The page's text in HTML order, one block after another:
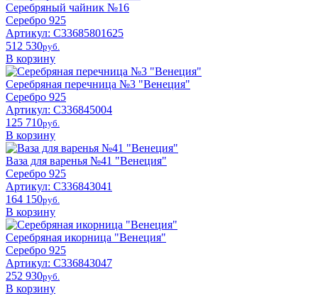
Серебряный чайник №16
Серебро 925
Артикул: С33685801625
512 530pyб.
В корзину
Серебряная перечница №3 "Венеция"
Серебро 925
Артикул: С336845004
125 710pyб.
В корзину
Ваза для варенья №41 "Венеция"
Серебро 925
Артикул: С336843041
164 150pyб.
В корзину
Серебряная икорница "Венеция"
Серебро 925
Артикул: С336843047
252 930pyб.
В корзину